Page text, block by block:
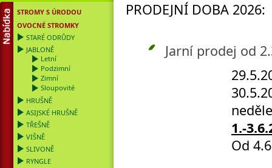
STROMY S ÚRODOU
OVOCNÉ STROMKY
STARÉ ODRŮDY
JABLONĚ
Letní
Podzimní
Zimní
Sloupovité
HRUŠNĚ
ASIJSKÉ HRUŠNĚ
TŘEŠNĚ
VIŠNĚ
SLIVONĚ
RYNGLE
PRODEJNÍ DOBA 2026:
Jarní prodej od
29.5.2026
30.5.2026
1.-
Od 4.6.2026